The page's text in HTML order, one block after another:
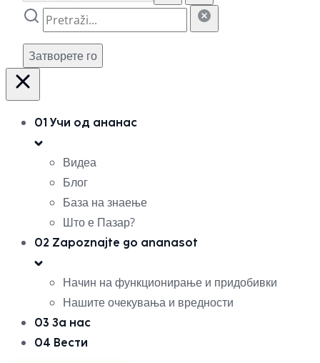
Затворете го
01 Учи од ананас
Видеа
Блог
База на знаење
Што е Пазар?
02 Zapoznajte go ananasot
Начин на функционирање и придобивки
Нашите очекувања и вредности
03 За нас
04 Вести